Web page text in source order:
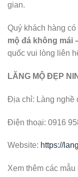
gian.
Quý khách hàng
mộ đá không mái
quốc vui lòng liên
LĂNG MỘ ĐẸP
Địa chỉ: Làng nghề
Điện thoại: 0916
Website: https://
Xem thêm các